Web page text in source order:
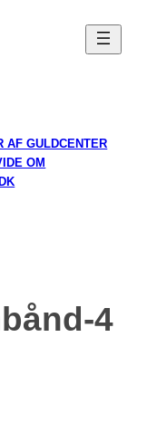
AF GULDCENTER
OM
4